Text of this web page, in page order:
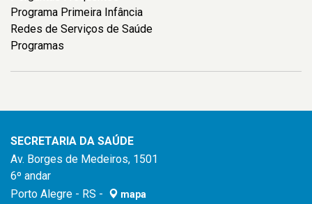
Programa Primeira Infância
Redes de Serviços de Saúde
Programas
SECRETARIA DA SAÚDE
Av. Borges de Medeiros, 1501
6º andar
Porto Alegre - RS -
mapa